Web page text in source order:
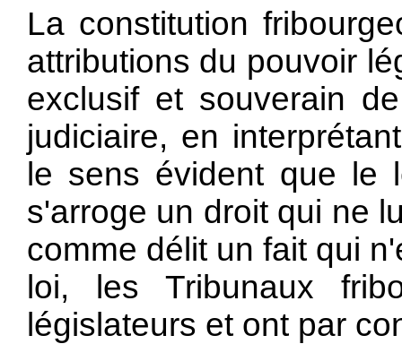
La constitution
attributions du pouvoir
exclusif et souverain
judiciaire, en
le sens évident que le
s'arroge un droit qui ne
comme délit un fait qui
loi, les Tribunaux
législateurs et ont par